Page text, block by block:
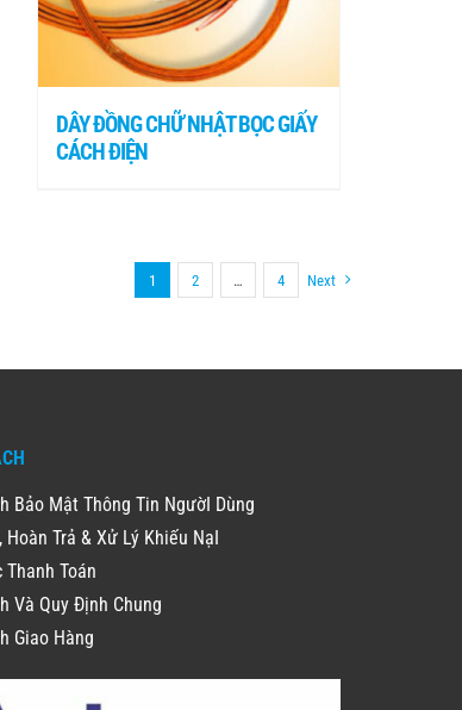
DÂY ĐỒNG CHỮ NHẬT BỌC GIẤY
CÁCH ĐIỆN
1 2 … 4 Next
Bảo Mật Thông Tin NgườI Dùng
Hoàn Trả & Xử Lý Khiếu NạI
Thanh Toán
Và Quy Định Chung
Giao Hàng